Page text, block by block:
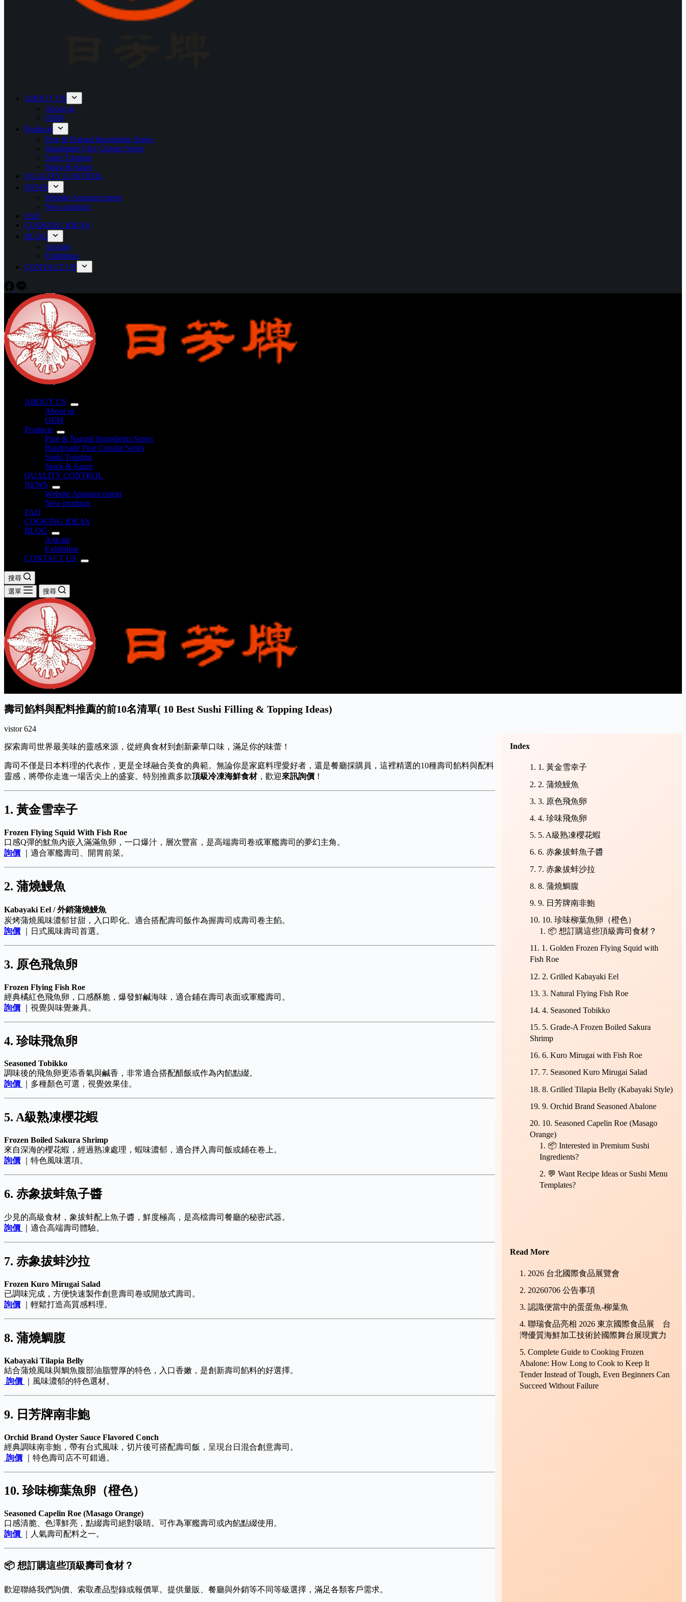
ABOUT US
About us
OEM
Products
Pure & Natural Ingredients Series
Handmade Fine Cuisine Series
Sushi Topping
Stock & Sauce
QUALITY CONTROL
NEWS
Website Announcement
New products
FAQ
COOKING IDEAS
BLOG
Articale
Exhibition
CONTACT US
ABOUT US
About us
OEM
Products
Pure & Natural Ingredients Series
Handmade Fine Cuisine Series
Sushi Topping
Stock & Sauce
QUALITY CONTROL
NEWS
Website Announcement
New products
FAQ
COOKING IDEAS
BLOG
Articale
Exhibition
CONTACT US
搜尋
選單
搜尋
壽司餡料與配料推薦的前10名清單( 10 Best Sushi Filling & Topping Ideas)
vistor 624
探索壽司世界最美味的靈感來源，從經典食材到創新豪華口味，滿足你的味蕾！
壽司不僅是日本料理的代表作，更是全球融合美食的典範。無論你是家庭料理愛好者，還是餐廳採購員，這裡精選的10種壽司餡料與配料
靈感，將帶你走進一場舌尖上的盛宴。特別推薦多款頂級冷凍海鮮食材，歡迎來訊詢價 ！
1. 黃金雪幸子
Frozen Flying Squid With Fish Roe
口感Q彈的魷魚內嵌入滿滿魚卵，一口爆汁，層次豐富，是高端壽司卷或軍艦壽司的夢幻主角。
詢價 ｜適合軍艦壽司、開胃前菜。
2. 蒲燒鰻魚
Kabayaki Eel / 外銷蒲燒鰻魚
炭烤蒲燒風味濃郁甘甜，入口即化。適合搭配壽司飯作為握壽司或壽司卷主餡。
詢價 ｜日式風味壽司首選。
3. 原色飛魚卵
Frozen Flying Fish Roe
經典橘紅色飛魚卵，口感酥脆，爆發鮮鹹海味，適合鋪在壽司表面或軍艦壽司。
詢價 ｜視覺與味覺兼具。
4. 珍味飛魚卵
Seasoned Tobikko
調味後的飛魚卵更添香氣與鹹香，非常適合搭配醋飯或作為內餡點綴。
詢價
｜多種顏色可選，視覺效果佳。
5. A級熟凍櫻花蝦
Frozen Boiled Sakura Shrimp
來自深海的櫻花蝦，經過熟凍處理，蝦味濃郁，適合拌入壽司飯或鋪在卷上。
詢價 ｜特色風味選項。
6. 赤象拔蚌魚子醬
少見的高級食材，象拔蚌配上魚子醬，鮮度極高，是高檔壽司餐廳的秘密武器。
詢價
｜適合高端壽司體驗。
7. 赤象拔蚌沙拉
Frozen Kuro Mirugai Salad
已調味完成，方便快速製作創意壽司卷或開放式壽司。
詢價 ｜輕鬆打造高質感料理。
8. 蒲燒鯛腹
Kabayaki Tilapia Belly
結合蒲燒風味與鯛魚腹部油脂豐厚的特色，入口香嫩，是創新壽司餡料的好選擇。
詢價
｜風味濃郁的特色選材。
9. 日芳牌南非鮑
Orchid Brand Oyster Sauce Flavored Conch
經典調味南非鮑，帶有台式風味，切片後可搭配壽司飯，呈現台日混合創意壽司。
詢價 ｜特色壽司店不可錯過。
10. 珍味柳葉魚卵（橙色）
Seasoned Capelin Roe (Masago Orange)
口感清脆、色澤鮮亮，點綴壽司絕對吸睛。可作為軍艦壽司或內餡點綴使用。
詢價
｜人氣壽司配料之一。
📦 想訂購這些頂級壽司食材？
歡迎聯絡我們詢價、索取產品型錄或報價單。提供量販、餐廳與外銷等不同等級選擇，滿足各類客戶需求。
Index
1. 黃金雪幸子
2. 蒲燒鰻魚
3. 原色飛魚卵
4. 珍味飛魚卵
5. A級熟凍櫻花蝦
6. 赤象拔蚌魚子醬
7. 赤象拔蚌沙拉
8. 蒲燒鯛腹
9. 日芳牌南非鮑
10. 珍味柳葉魚卵（橙色）
📦 想訂購這些頂級壽司食材？
1. Golden Frozen Flying Squid with
Fish Roe
2. Grilled Kabayaki Eel
3. Natural Flying Fish Roe
4. Seasoned Tobikko
5. Grade-A Frozen Boiled Sakura
Shrimp
6. Kuro Mirugai with Fish Roe
7. Seasoned Kuro Mirugai Salad
8. Grilled Tilapia Belly (Kabayaki Style)
9. Orchid Brand Seasoned Abalone
10. Seasoned Capelin Roe (Masago
Orange)
📦 Interested in Premium Sushi
Ingredients?
💬 Want Recipe Ideas or Sushi Menu
Templates?
Read More
2026 台北國際食品展覽會
20260706 公告事項
認識便當中的蛋蛋魚-柳葉魚
聯瑞食品亮相 2026 東京國際食品展 台
灣優質海鮮加工技術於國際舞台展現實力
Complete Guide to Cooking Frozen
Abalone: How Long to Cook to Keep It
Tender Instead of Tough, Even Beginners Can
Succeed Without Failure